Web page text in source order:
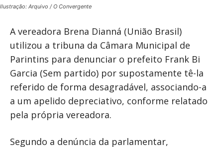
Ilustração: Arquivo / O Convergente
A vereadora Brena Dianná (União Brasil)
utilizou a tribuna da Câmara Municipal de
Parintins para denunciar o prefeito Frank Bi
Garcia (Sem partido) por supostamente tê-la
referido de forma desagradável, associando-a
a um apelido depreciativo, conforme relatado
pela própria vereadora.
Segundo a denúncia da parlamentar,